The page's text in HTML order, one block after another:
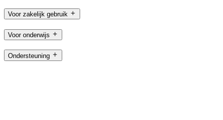
Voor zakelijk gebruik
Voor onderwijs
Ondersteuning